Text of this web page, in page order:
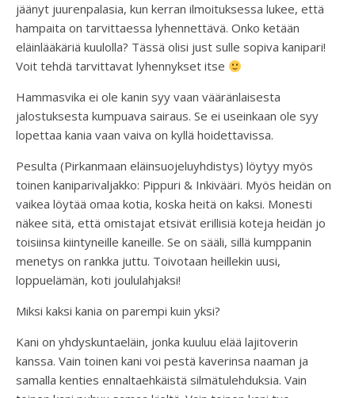
jäänyt juurenpalasia, kun kerran ilmoituksessa lukee, että
hampaita on tarvittaessa lyhennettävä. Onko ketään
eläinlääkäriä kuulolla? Tässä olisi just sulle sopiva kanipari!
Voit tehdä tarvittavat lyhennykset itse
Hammasvika ei ole kanin syy vaan vääränlaisesta
jalostuksesta kumpuava sairaus. Se ei useinkaan ole syy
lopettaa kania vaan vaiva on kyllä hoidettavissa.
Pesulta (Pirkanmaan eläinsuojeluyhdistys) löytyy myös
toinen kaniparivaljakko: Pippuri & Inkivääri. Myös heidän on
vaikea löytää omaa kotia, koska heitä on kaksi. Monesti
näkee sitä, että omistajat etsivät erillisiä koteja heidän jo
toisiinsa kiintyneille kaneille. Se on sääli, sillä kumppanin
menetys on rankka juttu. Toivotaan heillekin uusi,
loppuelämän, koti joululahjaksi!
Miksi kaksi kania on parempi kuin yksi?
Kani on yhdyskuntaeläin, jonka kuuluu elää lajitoverin
kanssa. Vain toinen kani voi pestä kaverinsa naaman ja
samalla kenties ennaltaehkäistä silmätulehduksia. Vain